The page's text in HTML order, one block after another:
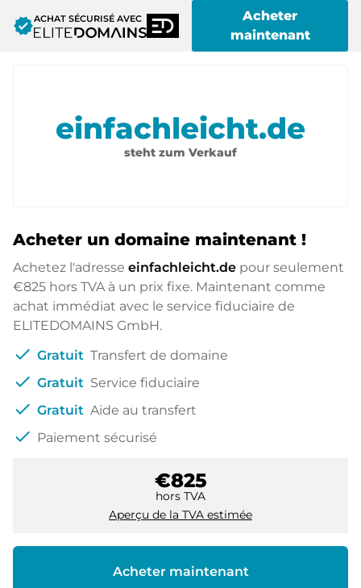
verifiedACHAT SÉCURISÉ AVEC
Acheter
maintenant
einfachleicht.de
steht zum Verkauf
Acheter un domaine maintenant !
Achetez l'adresse einfachleicht.de pour seulement
€825 hors TVA à un prix fixe. Maintenant comme
achat immédiat avec le service fiduciaire de
ELITEDOMAINS GmbH.
check Gratuit Transfert de domaine
check Gratuit Service fiduciaire
check Gratuit Aide au transfert
check Paiement sécurisé
€825
hors TVA
Aperçu de la TVA estimée
Acheter maintenant